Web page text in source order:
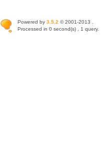
Powered by 3.5.2 © 2001-2013 .
Processed in 0 second(s) , 1 query.